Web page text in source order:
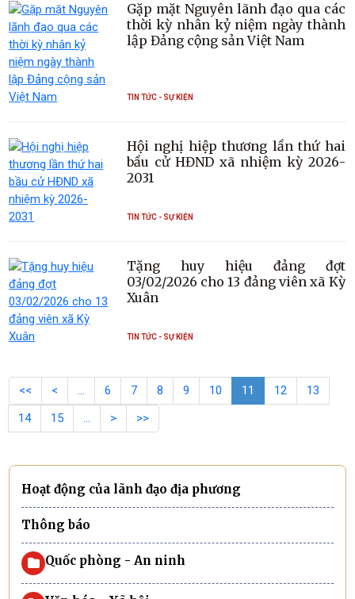
Gặp mặt Nguyên lãnh đạo qua các
thời kỳ nhân kỷ niệm ngày thành
lập Đảng cộng sản Việt Nam
TIN TỨC - SỰ KIỆN
Hội nghị hiệp thương lần thứ hai
bầu cử HĐND xã nhiệm kỳ 2026-
2031
TIN TỨC - SỰ KIỆN
Tặng huy hiệu đảng đợt
03/02/2026 cho 13 đảng viên xã Kỳ
Xuân
TIN TỨC - SỰ KIỆN
<< < … 6 7 8 9 10 11 12
13
14
15 … > >>
Hoạt động của lãnh đạo địa phương
Thông báo
Quốc phòng - An ninh